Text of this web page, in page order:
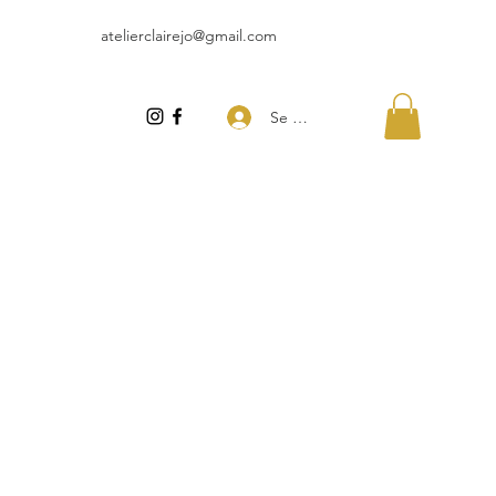
atelierclairejo@gmail.com
Se connecter